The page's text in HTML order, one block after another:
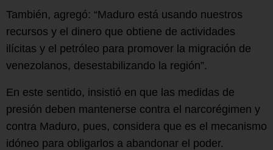
También, agregó: “Maduro está usando nuestros
recursos y el dinero que obtiene de actividades
ilícitas y el petróleo para promover la migración de
venezolanos, desestabilizando la región”.
En este sentido, insistió en que las medidas de
presión deben mantenerse contra el narcorégimen y
contra Maduro, pues, considera que es el mecanismo
idóneo para obligarlos a abandonar el poder.